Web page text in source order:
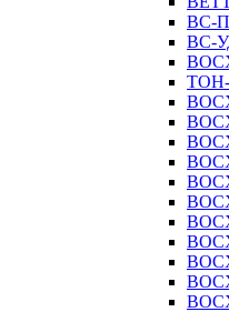
ВС-
ВС-
ТОН-